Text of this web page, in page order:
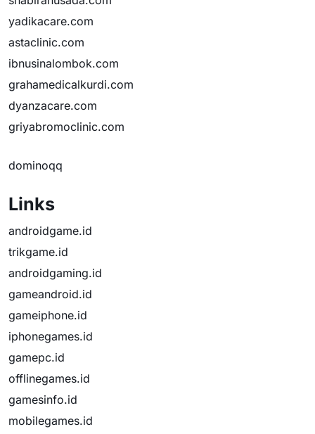
yadikacare.com
astaclinic.com
ibnusinalombok.com
grahamedicalkurdi.com
dyanzacare.com
griyabromoclinic.com
dominoqq
Links
androidgame.id
trikgame.id
androidgaming.id
gameandroid.id
gameiphone.id
iphonegames.id
gamepc.id
offlinegames.id
gamesinfo.id
mobilegames.id